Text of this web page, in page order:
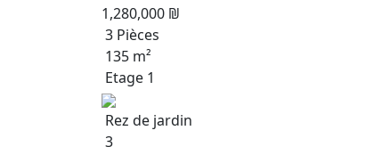
1,280,000 ₪
3 Pièces
135 m²
Etage 1
Rez de jardin
3